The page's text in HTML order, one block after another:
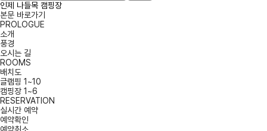
인제 나들목 캠핑장
본문 바로가기
PROLOGUE
소개
풍경
오시는 길
ROOMS
배치도
글램핑 1~10
캠핑장 1~6
RESERVATION
실시간 예약
예약확인